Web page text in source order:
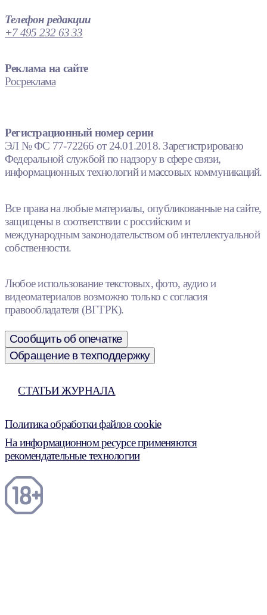
Телефон редакции
+7 495 232 63 33
Реклама на сайте
Росреклама
Регистрационный номер серии
ЭЛ № ФС 77-72266 от 24.01.2018. Зарегистрировано
Федеральной службой по надзору в сфере связи,
информационных технологий и массовых коммуникаций.
Все права на любые материалы, опубликованные на сайте,
защищены в соответствии с российским и
международным законодательством об интеллектуальной
собственности.
Любое использование текстовых, фото, аудио и
видеоматериалов возможно только с согласия
правообладателя (ВГТРК).
Сообщить об опечатке
Обращение в техподдержку
СТАТЬИ ЖУРНАЛА
Политика обработки файлов cookie
На информационном ресурсе применяются
рекомендательные технологии